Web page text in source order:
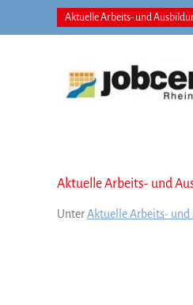
Aktuelle Arbeits- und
Aktuelle Arbeits- und
UnterAktuelle Arbeits-